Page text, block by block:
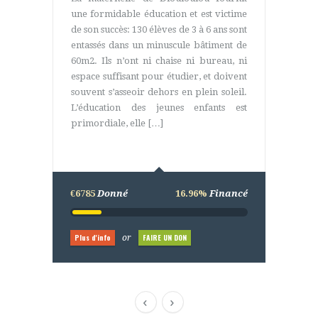
une formidable éducation et est victime
de son succès: 130 élèves de 3 à 6 ans sont
entassés dans un minuscule bâtiment de
60m2. Ils n’ont ni chaise ni bureau, ni
espace suffisant pour étudier, et doivent
souvent s’asseoir dehors en plein soleil.
L’éducation des jeunes enfants est
primordiale, elle […]
€6785 Donné 16.96% Financé
Plus d'info or FAIRE UN DON
Plus d'info or FAIRE UN DON
or